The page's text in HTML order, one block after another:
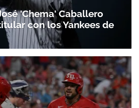
'Chema' Caballero
con los Yankees de